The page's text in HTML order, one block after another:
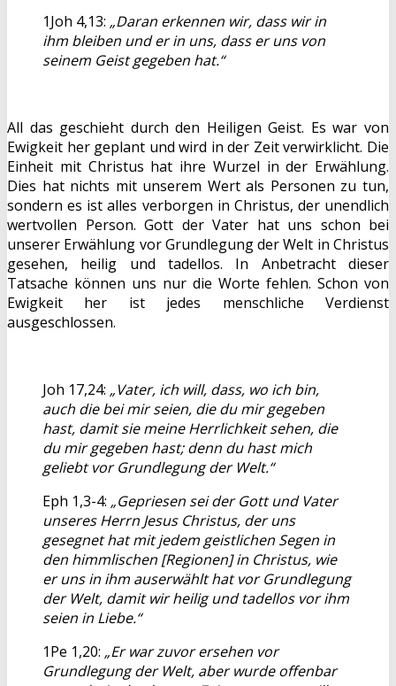
1Joh 4,13: „Daran erkennen wir, dass wir in
ihm bleiben und er in uns, dass er uns von
seinem Geist gegeben hat.“
All das geschieht durch den Heiligen Geist. Es war von
Ewigkeit her geplant und wird in der Zeit verwirklicht. Die
Einheit mit Christus hat ihre Wurzel in der Erwählung.
Dies hat nichts mit unserem Wert als Personen zu tun,
sondern es ist alles verborgen in Christus, der unendlich
wertvollen Person. Gott der Vater hat uns schon bei
unserer Erwählung vor Grundlegung der Welt in Christus
gesehen, heilig und tadellos. In Anbetracht dieser
Tatsache können uns nur die Worte fehlen. Schon von
Ewigkeit her ist jedes menschliche Verdienst
ausgeschlossen.
Joh 17,24: „Vater, ich will, dass, wo ich bin,
auch die bei mir seien, die du mir gegeben
hast, damit sie meine Herrlichkeit sehen, die
du mir gegeben hast; denn du hast mich
geliebt vor Grundlegung der Welt.“
Eph 1,3-4: „Gepriesen sei der Gott und Vater
unseres Herrn Jesus Christus, der uns
gesegnet hat mit jedem geistlichen Segen in
den himmlischen [Regionen] in Christus, wie
er uns in ihm auserwählt hat vor Grundlegung
der Welt, damit wir heilig und tadellos vor ihm
seien in Liebe.“
1Pe 1,20: „Er war zuvor ersehen vor
Grundlegung der Welt, aber wurde offenbar